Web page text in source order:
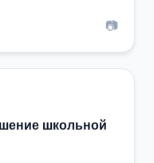
📷
школьной